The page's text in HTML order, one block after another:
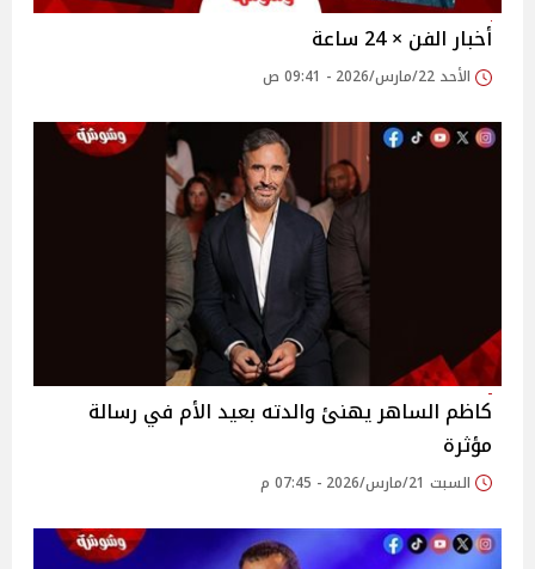
أخبار الفن × 24 ساعة
الأحد 22/مارس/2026 - 09:41 ص
كاظم الساهر يهنئ والدته بعيد الأم في رسالة
مؤثرة
السبت 21/مارس/2026 - 07:45 م